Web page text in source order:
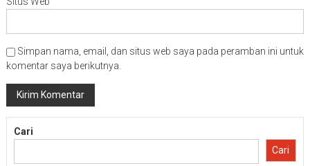
Simpan nama, email, dan situs web saya pada peramban ini untuk
komentar saya berikutnya.
Cari
Cari